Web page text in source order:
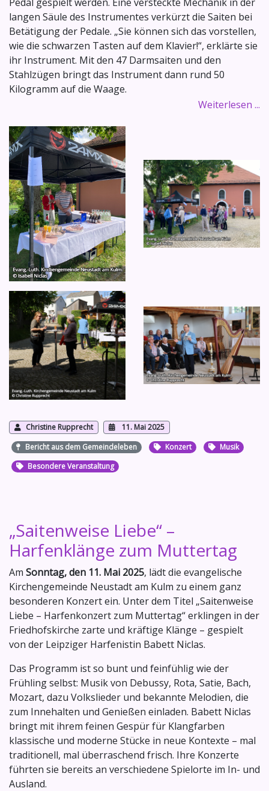
langen Säule des Instrumentes verkürzt die Saiten bei
Betätigung der Pedale. „Sie können sich das vorstellen,
wie die schwarzen Tasten auf dem Klavier!“, erklärte sie
ihr Instrument. Mit den 47 Darmsaiten und den
Stahlzügen bringt das Instrument dann rund 50
Kilogramm auf die Waage.
Weiterlesen ...
Christine Rupprecht
11. Mai 2025
Bericht aus dem Gemeindeleben
Konzert
Musik
Besondere Veranstaltung
„Saitenweise Liebe“ –
Harfenklänge zum Muttertag
Am Sonntag, den 11. Mai 2025, lädt die evangelische
Kirchengemeinde Neustadt am Kulm zu einem ganz
besonderen Konzert ein. Unter dem Titel „Saitenweise
Liebe – Harfenkonzert zum Muttertag“ erklingen in der
Friedhofskirche zarte und kräftige Klänge – gespielt
von der Leipziger Harfenistin Babett Niclas.
Das Programm ist so bunt und feinfühlig wie der
Frühling selbst: Musik von Debussy, Rota, Satie, Bach,
Mozart, dazu Volkslieder und bekannte Melodien, die
zum Innehalten und Genießen einladen. Babett Niclas
bringt mit ihrem feinen Gespür für Klangfarben
klassische und moderne Stücke in neue Kontexte – mal
traditionell, mal überraschend frisch. Ihre Konzerte
führten sie bereits an verschiedene Spielorte im In- und
Ausland.